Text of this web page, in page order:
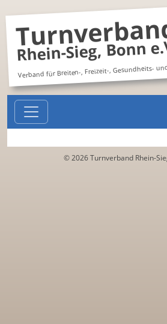
Rhein-Sieg, Bonn
Verband für Breiten-, Freizeit-, Gesundheits-
© 2026 Turnverband Rhein-